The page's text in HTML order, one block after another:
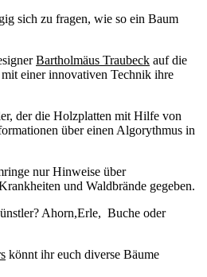
sich zu fragen, wie so ein Baum
Bartholmäus Traubeck auf die
einer innovativen Technik ihre
der die Holzplatten mit Hilfe von
über einen Algorythmus in
nur Hinweise über
und Waldbrände gegeben.
Ahorn,Erle, Buche oder
könnt ihr euch diverse Bäume